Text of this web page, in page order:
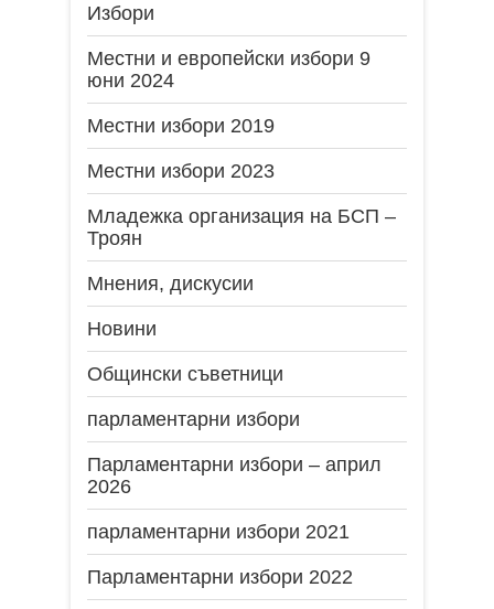
Избори
Местни и европейски избори 9
юни 2024
Местни избори 2019
Местни избори 2023
Младежка организация на БСП –
Троян
Мнения, дискусии
Новини
Общински съветници
парламентарни избори
Парламентарни избори – април
2026
парламентарни избори 2021
Парламентарни избори 2022